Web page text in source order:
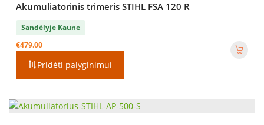
Akumuliatorinis trimeris STIHL FSA 120 R
Sandėlyje Kaune
€479.00
Pridėti palyginimui